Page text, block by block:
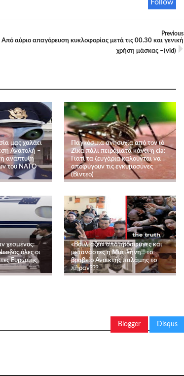
Follow
Previous
Από αύριο απαγόρευση κυκλοφορίας μετά τις 00.30 και γενική
χρήση μάσκας –(vid)
μας χαλάει
Ανατολή –
ανάπτυξη
του ΝΑΤΟ
Παγκόσμια ανησυχία από τον ιό
Ζίκα πάλι πειράματα κάνει η cia:
Γιατί τα ζευγάρια καλούνται να
αποφύγουν τις εγκυμοσύνες
(Βίντεο)
χεσμένος:
όλες οι
Ευρώπης
«Βουλιάζει» από πρόσφυγες και
μετανάστες η Μυτιλήνη!! το
βραβείο Ανοικτής παλάμης το
πήραν???
Blogger Disqus